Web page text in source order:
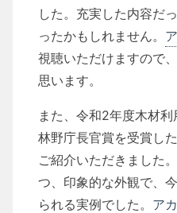
した。充実した内容だ
ったかもしれません。
視聴いただけますので
思います。
また、令和2年度木材
林野庁長官賞を受賞した
ご紹介いただきました
つ、印象的な外観で、
られる実例でした。 ア